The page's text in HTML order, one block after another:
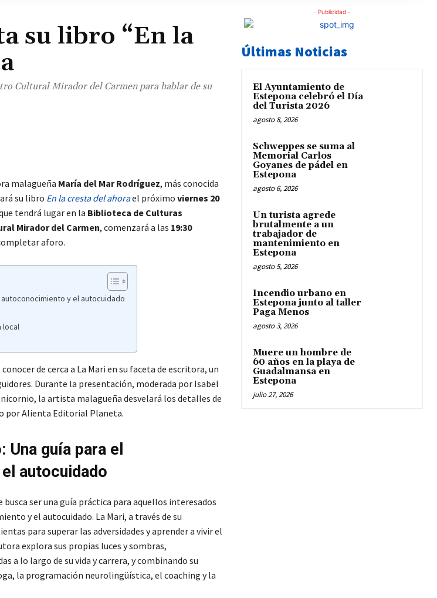
su libro “En la
Cultural Mirador del Carmen para hablar de su
malagueña María del Mar Rodríguez, más conocida
su libro En la cresta del ahorael próximo viernes 20
tendrá lugar en la Biblioteca de Culturas
Mirador del Carmen, comenzará a las 19:30
aforo.
autoconocimiento y el autocuidado
local
de cerca a La Mari en su faceta de escritora, un
Durante la presentación, moderada por Isabel
la artista malagueña desvelará los detalles de
por Alienta Editorial Planeta.
Una guía para el
autocuidado
busca ser una guía práctica para aquellos interesados
y el autocuidado. La Mari, a través de su
para superar las adversidades y aprender a vivir el
explora sus propias luces y sombras,
a lo largo de su vida y carrera, y combinando su
la programación neurolingüística, el coaching y la
- Publicidad -
Últimas Noticias
El Ayuntamiento de
Estepona celebró el Día
del Turista 2026
agosto 8, 2026
Schweppes se suma al
Memorial Carlos
Goyanes de pádel en
Estepona
agosto 6, 2026
Un turista agrede
brutalmente a un
trabajador de
mantenimiento en
Estepona
agosto 5, 2026
Incendio urbano en
Estepona junto al taller
Paga Menos
agosto 3, 2026
Muere un hombre de
60 años en la playa de
Guadalmansa en
Estepona
julio 27, 2026